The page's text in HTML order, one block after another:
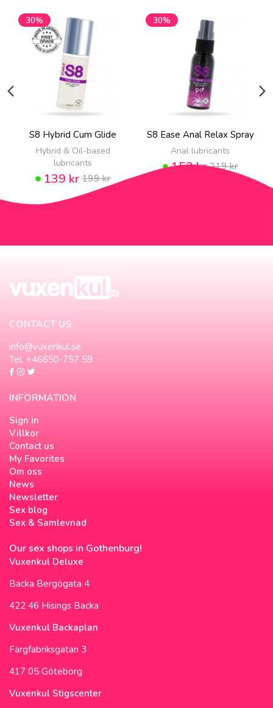
30%
S8 Hybrid Cum Glide
Hybrid & Oil-based
lubricants
139 kr199 kr
30%
S8 Ease Anal Relax Spray
Anal lubricants
153 kr219 kr
CONTACT US
info@vuxenkul.se
Tel. +46650-757 59
INFORMATION
Sign in
Villkor
Contact us
My Favorites
Om oss
News
Newsletter
Sex blog
Sex & Samlevnad
Our sex shops in Gothenburg!
Vuxenkul Deluxe
Backa Bergögata 4
422 46 Hisings Backa
Vuxenkul Backaplan
Färgfabriksgatan 3
417 05 Göteborg
Vuxenkul Stigscenter